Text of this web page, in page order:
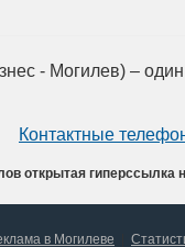
- Могилев) –
Контактные
открытая гиперссылка
в Могилеве